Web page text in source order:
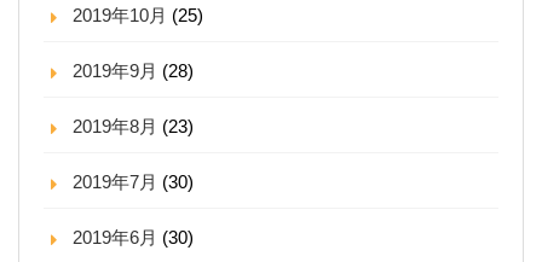
2019年10月 (25)
2019年9月 (28)
2019年8月 (23)
2019年7月 (30)
2019年6月 (30)